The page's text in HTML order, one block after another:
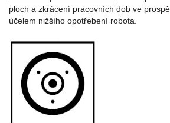
ploch a zkrácení pracovních dob ve
účelem nižšího opotřebení robota.